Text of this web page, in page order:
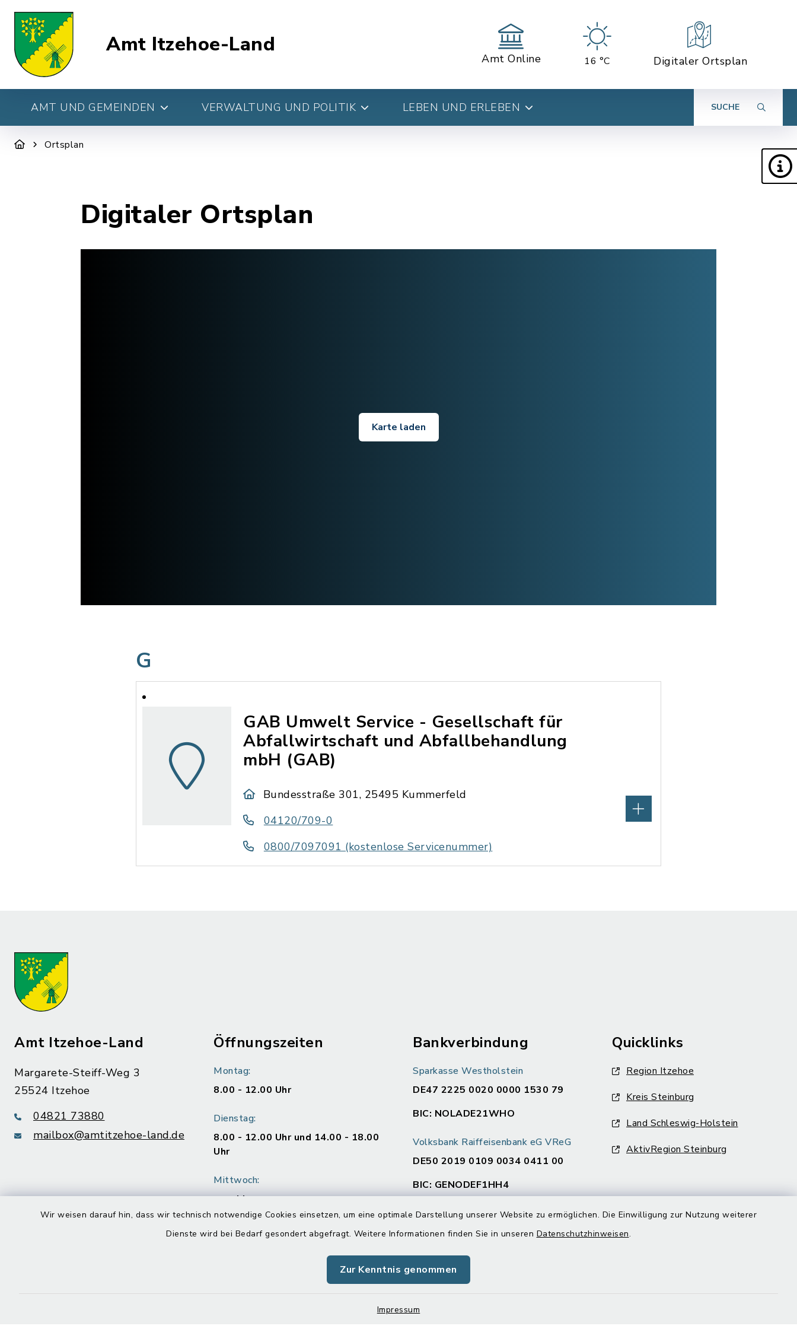
Wir weisen darauf hin, dass wir technisch notwendige Cookies einsetzen, um eine optimale Darstellung unserer Website zu ermöglichen. Die Einwilligung zur Nutzung weiterer
Dienste wird bei Bedarf gesondert abgefragt. Weitere Informationen finden Sie in unseren Datenschutzhinweisen.
Zur Kenntnis genommen
Impressum
Amt Itzehoe-Land
Amt Online 16 °C Digitaler Ortsplan
AMT UND GEMEINDEN VERWALTUNG UND POLITIK LEBEN UND ERLEBEN SUCHE
Ortsplan
Digitaler Ortsplan
Karte laden
G
GAB Umwelt Service - Gesellschaft für
Abfallwirtschaft und Abfallbehandlung
mbH (GAB)
Bundesstraße 301, 25495 Kummerfeld
04120/709-0
0800/7097091 (kostenlose Servicenummer)
Amt Itzehoe-Land
Margarete-Steiff-Weg 3
25524 Itzehoe
04821 73880
mailbox@amtitzehoe-land.de
Öffnungszeiten
Montag:
8.00 - 12.00 Uhr
Dienstag:
8.00 - 12.00 Uhr und 14.00 - 18.00
Uhr
Mittwoch:
geschlossen
Donnerstag:
Bankverbindung
Sparkasse Westholstein
DE47 2225 0020 0000 1530 79
BIC: NOLADE21WHO
Volksbank Raiffeisenbank eG VReG
DE50 2019 0109 0034 0411 00
BIC: GENODEF1HH4
Quicklinks
Region Itzehoe
Kreis Steinburg
Land Schleswig-Holstein
AktivRegion Steinburg